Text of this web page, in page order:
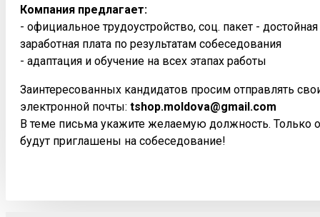
Компания предлагает:
- официальное трудоустройство, соц. пакет -
заработная плата по результатам собеседования
- адаптация и обучение на всех этапах работы
Заинтересованных кандидатов просим отправлять
электронной почты: tshop.moldova@gmail.com
В теме письма укажите желаемую должность. Только
будут приглашены на собеседование!